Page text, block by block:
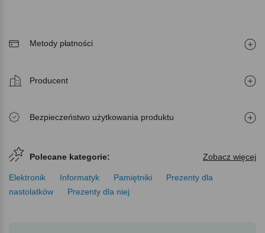
Metody płatności
Producent
Bezpieczeństwo użytkowania produktu
Polecane kategorie: Zobacz więcej
Elektronik Informatyk Pamiętniki
Prezenty dla
nastolatków
Prezenty dla niej